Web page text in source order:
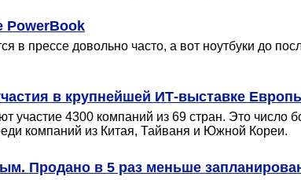
PowerBook
прессе довольно часто, а вот ноутбуки до
в крупнейшей ИТ-выставке
4300 компаний из 69 стран. Это число
компаний из Китая, Тайваня и Южной Кореи.
Продано в 5 раз меньше